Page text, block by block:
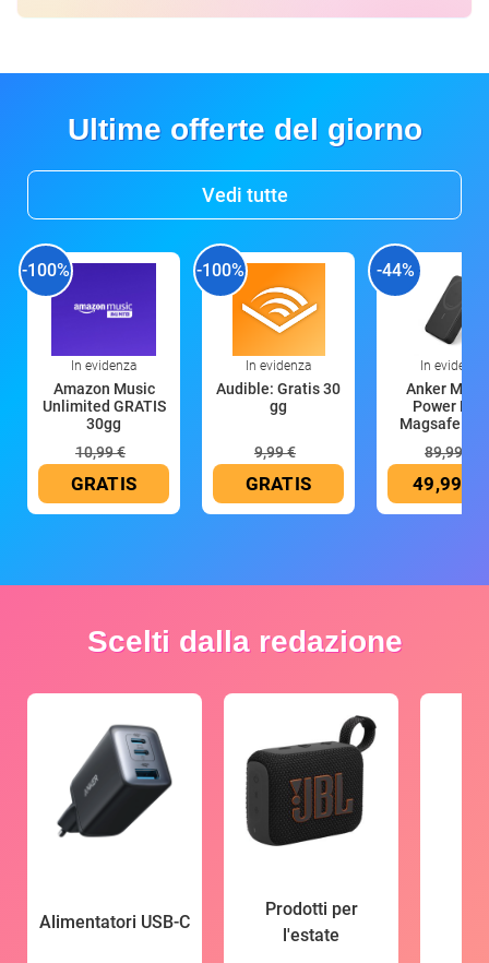
Ultime offerte del giorno
Vedi tutte
-100%
In evidenza
Amazon Music
Unlimited GRATIS
30gg
10,99 €
GRATIS
-100%
In evidenza
Audible: Gratis 30
gg
9,99 €
GRATIS
-44%
In evidenza
Anker
Power
Magsafe
89,99 €
49,99 €
Scelti dalla redazione
Alimentatori USB-C
Prodotti per
l'estate